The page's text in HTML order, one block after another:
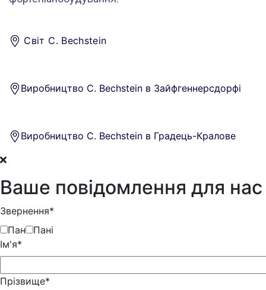
Світ C. Bechstein
Виробництво C. Bechstein в Зайфгеннерсдорфі
Виробництво C. Bechstein в Градець-Кралове
Ваше повідомлення для нас
Звернення*
Пан
Пані
Iм'я*
Прізвище*